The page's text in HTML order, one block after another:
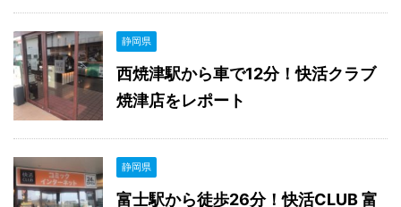
静岡県
西焼津駅から車で12分！快活クラブ
焼津店をレポート
静岡県
富士駅から徒歩26分！快活CLUB 富